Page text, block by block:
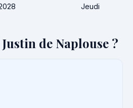
Jeudi
de Naplouse ?